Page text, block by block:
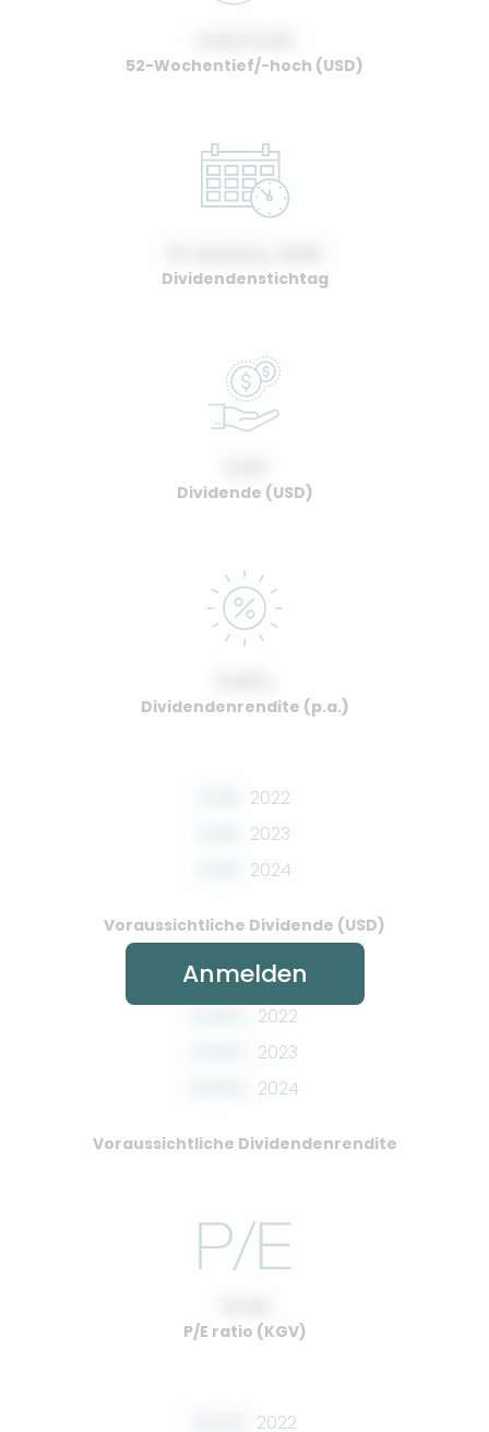
52-Wochentief/-hoch (USD)
Dividendenstichtag
Dividende (USD)
Dividendenrendite (p.a.)
2022
2023
2024
Voraussichtliche Dividende (USD)
2022
2023
2024
Voraussichtliche Dividendenrendite
P/E ratio (KGV)
2022
Anmelden